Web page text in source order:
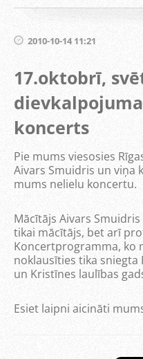
2010-10-14 11:21
17.oktobrī,
koncerts
Pie mums viesosies
Aivars Smuidris un viņa
mums nelielu koncertu.
Mācītājs Aivars
tikai mācītājs, bet arī
Koncertprogramma, ko
noklausīties tika sniegta
un Kristīnes laulības
Esiet laipni aicināti